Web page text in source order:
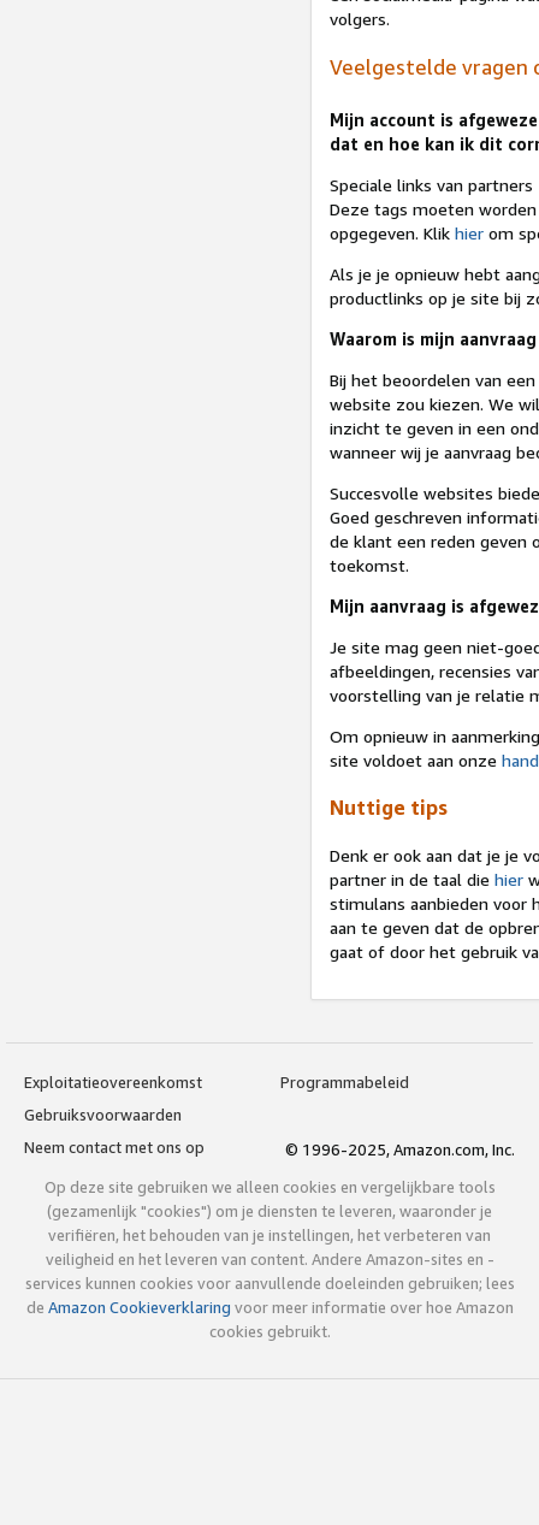
volgers.
Veelgestelde vragen
Mijn account is
dat en hoe kan ik dit
Speciale links van
Deze tags moeten
opgegeven. Klik hierom
Als je je opnieuw hebt
productlinks op je site bij
Waarom is mijn
Bij het beoordelen van
website zou kiezen. We
inzicht te geven in een
wanneer wij je aanvraag
Succesvolle websites
Goed geschreven
de klant een reden geven
toekomst.
Mijn aanvraag is
Je site mag geen niet-
afbeeldingen, recensies
voorstelling van je relatie
Om opnieuw in
site voldoet aan onze
Nuttige tips
Denk er ook aan dat je je
partner in de taal die hier
stimulans aanbieden voor
aan te geven dat de
gaat of door het gebruik
Exploitatieovereenkomst
Programmabeleid
Gebruiksvoorwaarden
Neem contact met ons op
© 1996-2025, Amazon.com, Inc.
Op deze site gebruiken we alleen cookies en vergelijkbare tools
(gezamenlijk "cookies") om je diensten te leveren, waaronder je
verifiëren, het behouden van je instellingen, het verbeteren van
veiligheid en het leveren van content. Andere Amazon-sites en -
services kunnen cookies voor aanvullende doeleinden gebruiken; lees
de Amazon Cookieverklaring voor meer informatie over hoe Amazon
cookies gebruikt.